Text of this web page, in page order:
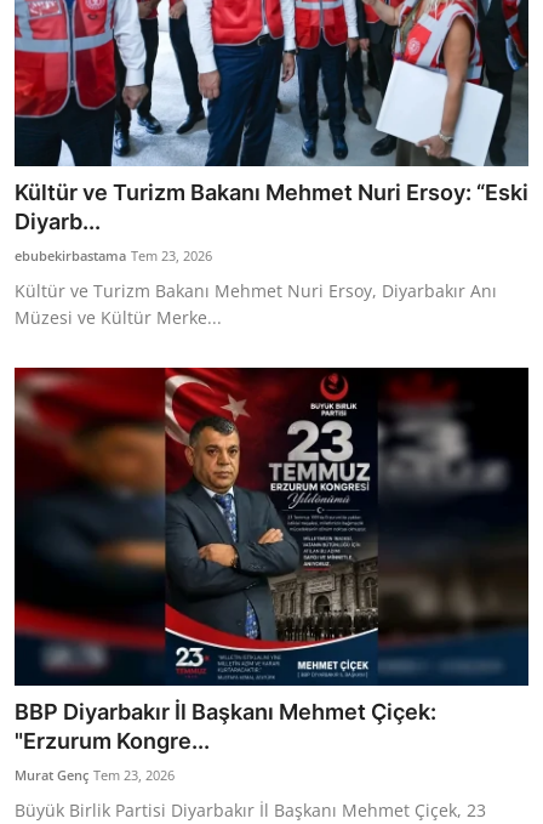
Kültür ve Turizm Bakanı Mehmet Nuri Ersoy: “Eski
Diyarb...
ebubekirbastama Tem 23, 2026
Kültür ve Turizm Bakanı Mehmet Nuri Ersoy, Diyarbakır Anı
Müzesi ve Kültür Merke...
BBP Diyarbakır İl Başkanı Mehmet Çiçek:
"Erzurum Kongre...
Murat Genç Tem 23, 2026
Büyük Birlik Partisi Diyarbakır İl Başkanı Mehmet Çiçek, 23